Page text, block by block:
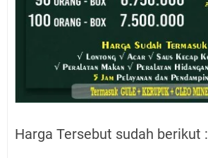
Harga Tersebut sudah berikut :